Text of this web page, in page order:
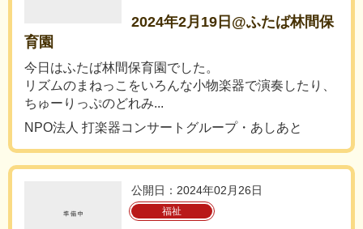
2024年2月19日@ふたば林間保
育園
今日はふたば林間保育園でした。
リズムのまねっこをいろんな小物楽器で演奏したり、
ちゅーりっぷのどれみ...
NPO法人 打楽器コンサートグループ・あしあと
公開日：2024年02月26日
福祉